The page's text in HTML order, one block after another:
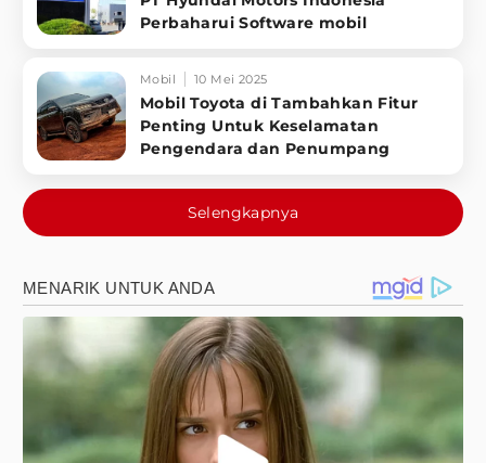
Perbaharui Software mobil
Mobil 10 Mei 2025
Mobil Toyota di Tambahkan Fitur
Penting Untuk Keselamatan
Pengendara dan Penumpang
Selengkapnya